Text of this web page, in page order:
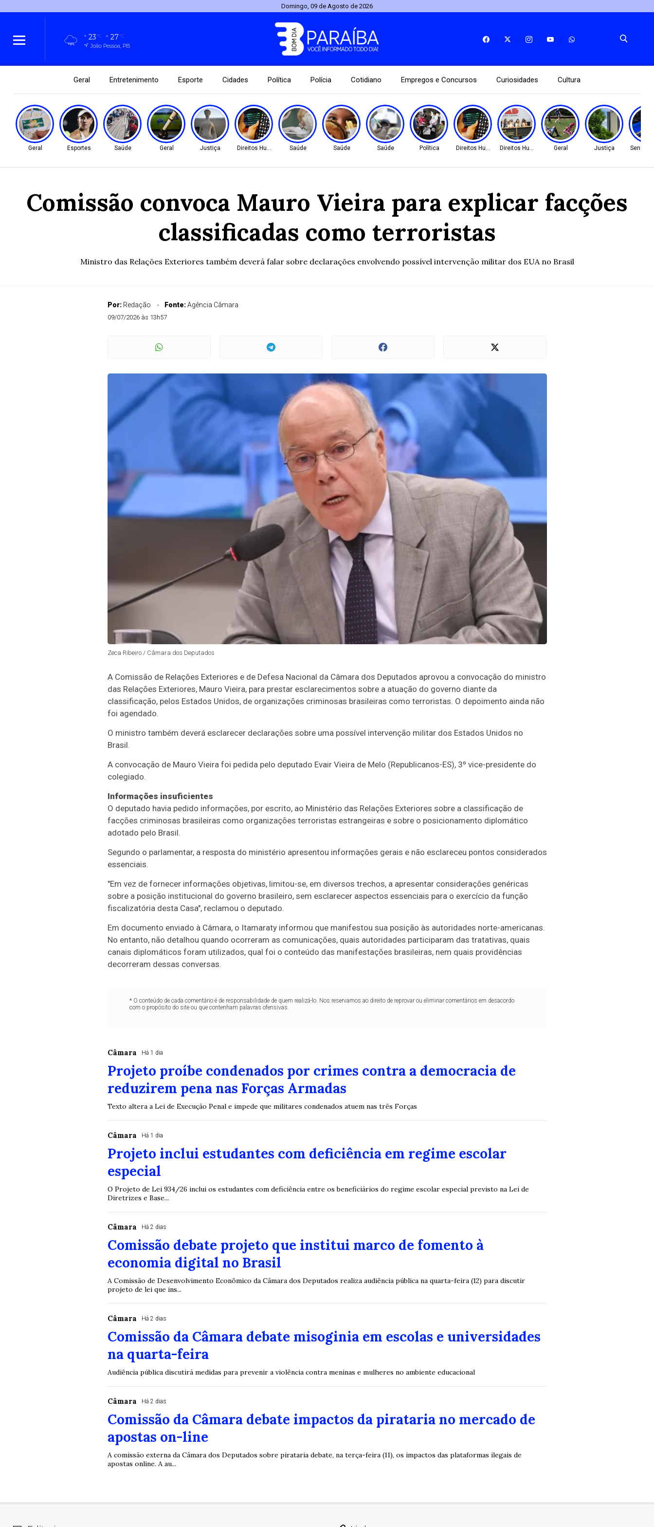
Domingo, 09 de Agosto de 2026
23°C 27°C
João Pessoa, PB
Geral Entretenimento Esporte Cidades Política Polícia Cotidiano Empregos e Concursos Curiosidades Cultura
Geral Esportes Saúde Geral Justiça Direitos Humanos Saúde Saúde Saúde Política Direitos HumanosDireitos Humanos Geral Justiça Senado
Comissão convoca Mauro Vieira para explicar facções
classificadas como terroristas
Ministro das Relações Exteriores também deverá falar sobre declarações envolvendo possível intervenção militar dos EUA no Brasil
Por: Redação Fonte:Agência Câmara
09/07/2026 às 13h57
Zeca Ribeiro / Câmara dos Deputados
A Comissão de Relações Exteriores e de Defesa Nacional da Câmara dos Deputados aprovou a convocação do ministro
das Relações Exteriores, Mauro Vieira, para prestar esclarecimentos sobre a atuação do governo diante da
classificação, pelos Estados Unidos, de organizações criminosas brasileiras como terroristas. O depoimento ainda não
foi agendado.
O ministro também deverá esclarecer declarações sobre uma possível intervenção militar dos Estados Unidos no
Brasil.
A convocação de Mauro Vieira foi pedida pelo deputado Evair Vieira de Melo (Republicanos-ES), 3º vice-presidente do
colegiado.
Informações insuficientes
O deputado havia pedido informações, por escrito, ao Ministério das Relações Exteriores sobre a classificação de
facções criminosas brasileiras como organizações terroristas estrangeiras e sobre o posicionamento diplomático
adotado pelo Brasil.
Segundo o parlamentar, a resposta do ministério apresentou informações gerais e não esclareceu pontos considerados
essenciais.
"Em vez de fornecer informações objetivas, limitou-se, em diversos trechos, a apresentar considerações genéricas
sobre a posição institucional do governo brasileiro, sem esclarecer aspectos essenciais para o exercício da função
fiscalizatória desta Casa", reclamou o deputado.
Em documento enviado à Câmara, o Itamaraty informou que manifestou sua posição às autoridades norte-americanas.
No entanto, não detalhou quando ocorreram as comunicações, quais autoridades participaram das tratativas, quais
canais diplomáticos foram utilizados, qual foi o conteúdo das manifestações brasileiras, nem quais providências
decorreram dessas conversas.
* O conteúdo de cada comentário é de responsabilidade de quem realizá-lo. Nos reservamos ao direito de reprovar ou eliminar comentários em desacordo
com o propósito do site ou que contenham palavras ofensivas.
Câmara Há 1 dia
Projeto proíbe condenados por crimes contra a democracia de
reduzirem pena nas Forças Armadas
Texto altera a Lei de Execução Penal e impede que militares condenados atuem nas três Forças
Câmara Há 1 dia
Projeto inclui estudantes com deficiência em regime escolar
especial
O Projeto de Lei 934/26 inclui os estudantes com deficiência entre os beneficiários do regime escolar especial previsto na Lei de
Diretrizes e Base...
Câmara Há 2 dias
Comissão debate projeto que institui marco de fomento à
economia digital no Brasil
A Comissão de Desenvolvimento Econômico da Câmara dos Deputados realiza audiência pública na quarta-feira (12) para discutir
projeto de lei que ins...
Câmara Há 2 dias
Comissão da Câmara debate misoginia em escolas e universidades
na quarta-feira
Audiência pública discutirá medidas para prevenir a violência contra meninas e mulheres no ambiente educacional
Câmara Há 2 dias
Comissão da Câmara debate impactos da pirataria no mercado de
apostas on-line
A comissão externa da Câmara dos Deputados sobre pirataria debate, na terça-feira (11), os impactos das plataformas ilegais de
apostas online. A au...